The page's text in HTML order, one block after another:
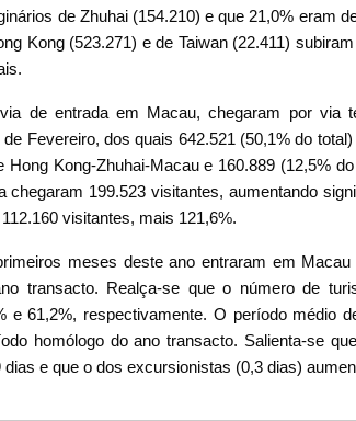
de Zhuhai (154.210) e que 21,0% eram
Kong (523.271) e de Taiwan (22.411)
de entrada em Macau, chegaram por via
Fevereiro, dos quais 642.521 (50,1% do
Hong Kong-Zhuhai-Macau e 160.889 (12,5%
chegaram 199.523 visitantes, aumentando
visitantes, mais 121,6%.
meses deste ano entraram em
transacto. Realça-se que o número de
e 61,2%, respectivamente. O período médio
homólogo do ano transacto. Salienta-se
dias e que o dos excursionistas (0,3 dias)